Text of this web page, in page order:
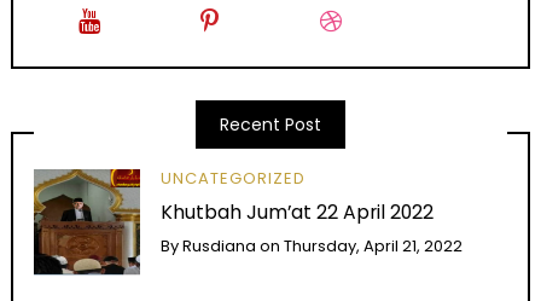
Recent Post
UNCATEGORIZED
Khutbah Jum’at 22 April 2022
ByRusdiana onThursday, April 21, 2022